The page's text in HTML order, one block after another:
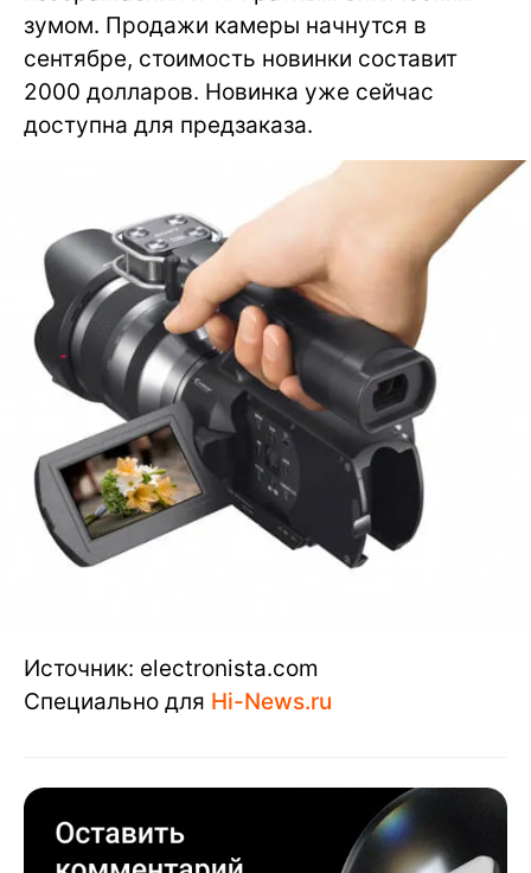
зумом. Продажи камеры начнутся в
сентябре, стоимость новинки составит
2000 долларов. Новинка уже сейчас
доступна для предзаказа.
Источник: electronista.com
Специально для Hi-News.ru